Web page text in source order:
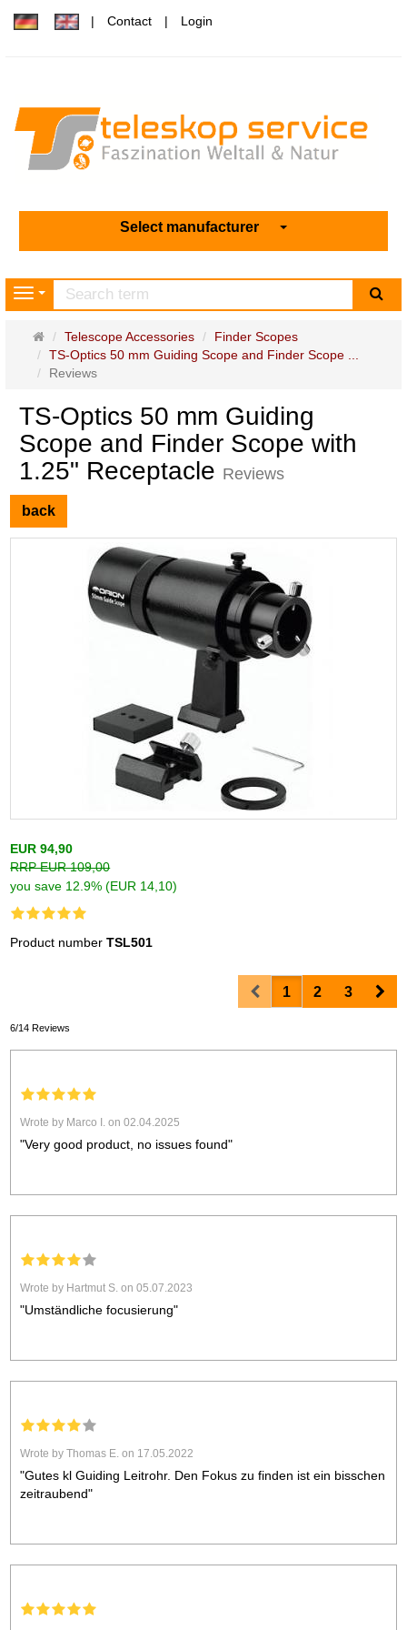
Contact Login
Select manufacturer
Navigation
Main
page
Telescope Accessories
Finder Scopes
TS-Optics 50 mm Guiding Scope and Finder Scope ...
Reviews
TS-Optics 50 mm Guiding
Scope and Finder Scope with
1.25" Receptacle Reviews
back
EUR 94,90
RRP EUR 109,00
you save 12.9% (EUR 14,10)
Product numberTSL501
Prev1 2 3
6/14 Reviews
Wrote by Marco I. on 02.04.2025
"Very good product, no issues found"
Wrote by Hartmut S. on 05.07.2023
"Umständliche focusierung"
Wrote by Thomas E. on 17.05.2022
"Gutes kl Guiding Leitrohr. Den Fokus zu finden ist ein bisschen
zeitraubend"